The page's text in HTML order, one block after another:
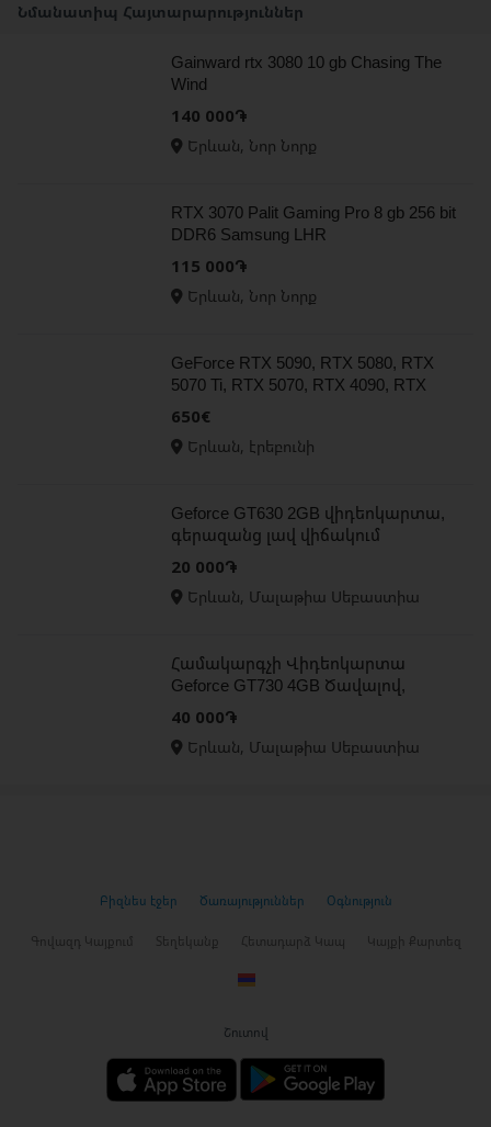
Նմանատիպ Հայտարարություններ
Gainward rtx 3080 10 gb Chasing The
Wind
140 000֏
Երևան, Նոր Նորք
RTX 3070 Palit Gaming Pro 8 gb 256 bit
DDR6 Samsung LHR
115 000֏
Երևան, Նոր Նորք
GeForce RTX 5090, RTX 5080, RTX
5070 Ti, RTX 5070, RTX 4090, RTX
4080 Super, RTX 4080, RTX 4070 Ti
650€
Երևան, էրեբունի
Geforce GT630 2GB վիդեոկարտա,
գերազանց լավ վիճակում
20 000֏
Երևան, Մալաթիա Սեբաստիա
Համակարգչի Վիդեոկարտա
Geforce GT730 4GB Ծավալով,
իդեալական լավ վիճակում
40 000֏
Երևան, Մալաթիա Սեբաստիա
Բիզնես էջեր Ծառայություններ Օգնություն
Գովազդ Կայքում Տեղեկանք Հետադարձ Կապ Կայքի Քարտեզ
Շուտով